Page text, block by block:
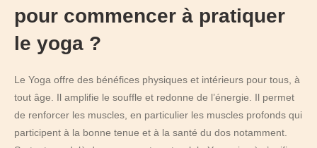
pour commencer à pratiquer
le yoga ?
Le Yoga offre des bénéfices physiques et intérieurs pour tous, à
tout âge. Il amplifie le souffle et redonne de l’énergie. Il permet
de renforcer les muscles, en particulier les muscles profonds qui
participent à la bonne tenue et à la santé du dos notamment.